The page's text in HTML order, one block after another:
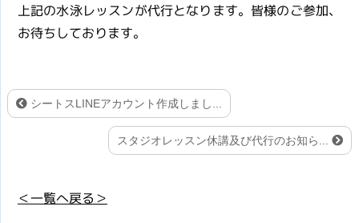
上記の水泳レッスンが代行となります。皆様のご参加、
お待ちしております。
シートスLINEアカウント作成しまし...
スタジオレッスン休講及び代行のお知ら...
＜一覧へ戻る＞